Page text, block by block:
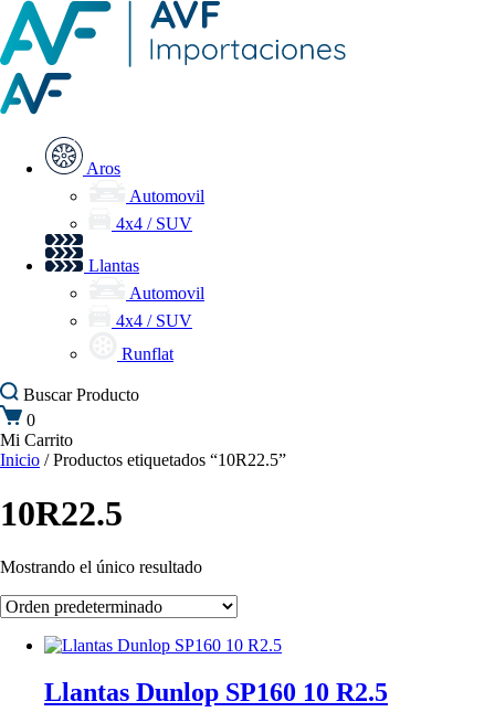
Aros
Automovil
4x4 / SUV
Llantas
Automovil
4x4 / SUV
Runflat
BuscarProducto
0
Mi Carrito
Inicio / Productos etiquetados “10R22.5”
10R22.5
Mostrando el único resultado
Llantas Dunlop SP160 10 R2.5